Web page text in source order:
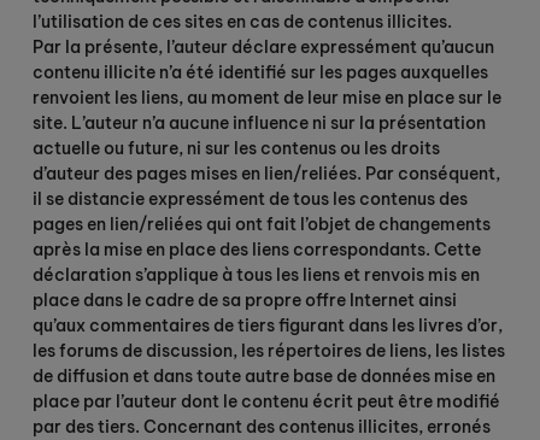
l’utilisation de ces sites en cas de contenus illicites.
Par la présente, l’auteur déclare expressément qu’aucun
contenu illicite n’a été identifié sur les pages auxquelles
renvoient les liens, au moment de leur mise en place sur le
site. L’auteur n’a aucune influence ni sur la présentation
actuelle ou future, ni sur les contenus ou les droits
d’auteur des pages mises en lien/reliées. Par conséquent,
il se distancie expressément de tous les contenus des
pages en lien/reliées qui ont fait l’objet de changements
après la mise en place des liens correspondants. Cette
déclaration s’applique à tous les liens et renvois mis en
place dans le cadre de sa propre offre Internet ainsi
qu’aux commentaires de tiers figurant dans les livres d’or,
les forums de discussion, les répertoires de liens, les listes
de diffusion et dans toute autre base de données mise en
place par l’auteur dont le contenu écrit peut être modifié
par des tiers. Concernant des contenus illicites, erronés